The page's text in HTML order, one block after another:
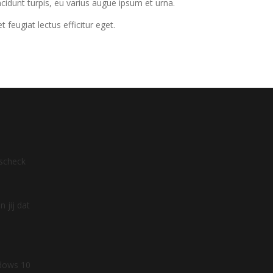
turpis, eu varius augue ipsum et urna.
feugiat lectus efficitur eget.
jij dat
10